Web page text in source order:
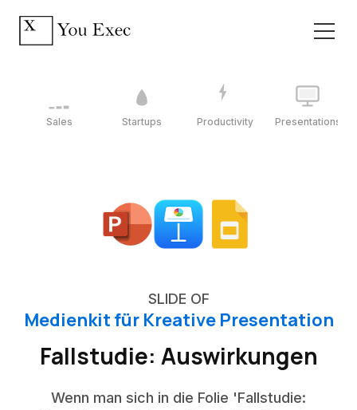
Sales Startups Productivity Presentations
SLIDE OF
Medienkit für Kreative Presentation
Fallstudie: Auswirkungen
Wenn man sich in die Folie 'Fallstudie: